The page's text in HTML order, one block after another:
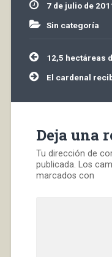
Muchos vinos de…
7 de julio de
Sin categoría
Navegación
de
entradas
12,5 hectáreas
El cardenal
Deja una
Tu dirección de
publicada. Los
marcados con